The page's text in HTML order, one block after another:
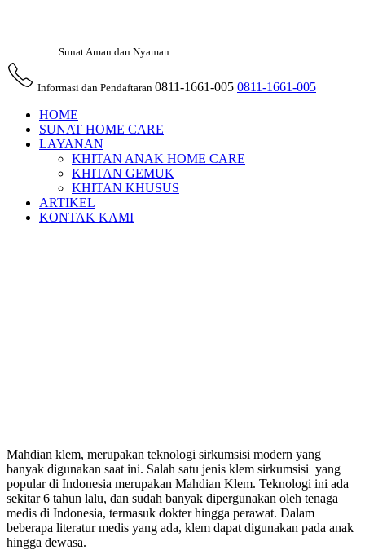
Sunat Aman dan Nyaman
Informasi dan Pendaftaran 0811-1661-005 0811-1661-005
HOME
SUNAT HOME CARE
LAYANAN
KHITAN ANAK HOME CARE
KHITAN GEMUK
KHITAN KHUSUS
ARTIKEL
KONTAK KAMI
Mahdian klem, merupakan teknologi sirkumsisi modern yang
banyak digunakan saat ini. Salah satu jenis klem sirkumsisi yang
popular di Indonesia merupakan Mahdian Klem. Teknologi ini ada
sekitar 6 tahun lalu, dan sudah banyak dipergunakan oleh tenaga
medis di Indonesia, termasuk dokter hingga perawat. Dalam
beberapa literatur medis yang ada, klem dapat digunakan pada anak
hingga dewasa.